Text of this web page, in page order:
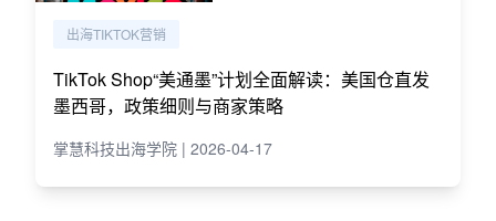
出海TIKTOK营销
TikTok Shop“美通墨”计划全面解读：美国仓直发
墨西哥，政策细则与商家策略
掌慧科技出海学院 | 2026-04-17